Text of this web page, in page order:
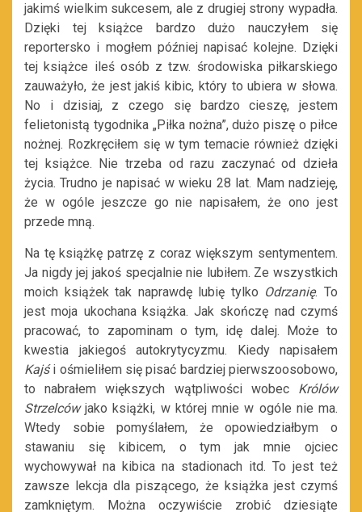
jakimś wielkim sukcesem, ale z drugiej strony wypadła.
Dzięki tej książce bardzo dużo nauczyłem się
reportersko i mogłem później napisać kolejne. Dzięki
tej książce ileś osób z tzw. środowiska piłkarskiego
zauważyło, że jest jakiś kibic, który to ubiera w słowa.
No i dzisiaj, z czego się bardzo cieszę, jestem
felietonistą tygodnika „Piłka nożna”, dużo piszę o piłce
nożnej. Rozkręciłem się w tym temacie również dzięki
tej książce. Nie trzeba od razu zaczynać od dzieła
życia. Trudno je napisać w wieku 28 lat. Mam nadzieję,
że w ogóle jeszcze go nie napisałem, że ono jest
przede mną.
Na tę książkę patrzę z coraz większym sentymentem.
Ja nigdy jej jakoś specjalnie nie lubiłem. Ze wszystkich
moich książek tak naprawdę lubię tylko Odrzanię. To
jest moja ukochana książka. Jak skończę nad czymś
pracować, to zapominam o tym, idę dalej. Może to
kwestia jakiegoś autokrytycyzmu. Kiedy napisałem
Kajśi ośmieliłem się pisać bardziej pierwszoosobowo,
to nabrałem większych wątpliwości wobec Królów
Strzelcówjako książki, w której mnie w ogóle nie ma.
Wtedy sobie pomyślałem, że opowiedziałbym o
stawaniu się kibicem, o tym jak mnie ojciec
wychowywał na kibica na stadionach itd. To jest też
zawsze lekcja dla piszącego, że książka jest czymś
zamkniętym. Można oczywiście zrobić dziesiąte